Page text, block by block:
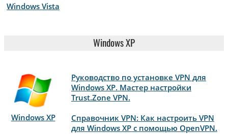
Windows Vista
Windows XP
Windows XP
Руководство по установке VPN для
Windows XP. Мастер настройки
Trust.Zone VPN.
Справочник VPN: Как настроить VPN
для Windows XP с помощью OpenVPN.